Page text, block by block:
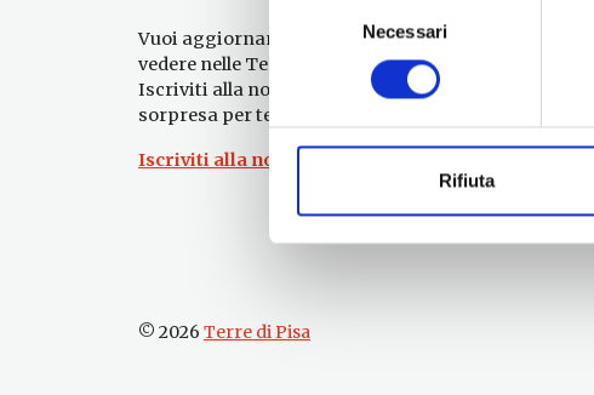
del
Necessari
Rifiuta
Vuoi aggiornamenti su cosa fare e cosa
vedere nelle Terre di Pisa?
Iscriviti alla nostra newsletter! Subito una
sorpresa per te!
Iscriviti alla nostra Newsletter!
© 2026 Terre di Pisa